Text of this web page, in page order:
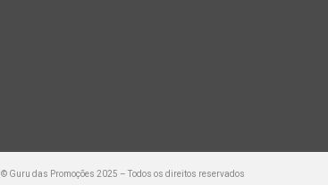
© Guru das Promoções 2025 – Todos os direitos reservados